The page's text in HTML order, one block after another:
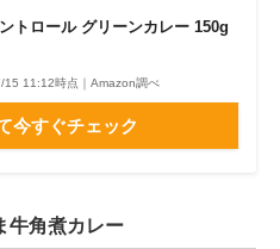
トロール グリーンカレー 150g
15 11:12時点｜Amazon調べ
今すぐチェック
角煮カレー